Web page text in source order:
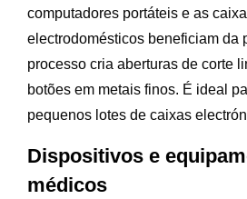
computadores portáteis e as
electrodomésticos beneficiam da
processo cria aberturas de corte
botões em metais finos. É ideal
pequenos lotes de caixas
Dispositivos e
médicos